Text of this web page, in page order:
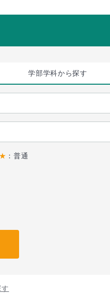
学部学科から探す
：普通